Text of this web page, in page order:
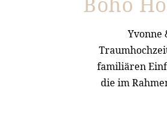
Yvonne
familiären
die im